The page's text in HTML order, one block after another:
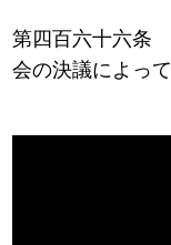
第四百六十六条
会の決議によっ